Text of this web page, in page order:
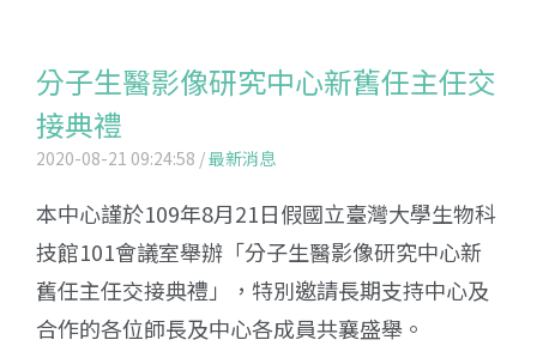
分子生醫影像研究中心新舊任主任交
接典禮
2020-08-21 09:24:58 /最新消息
本中心謹於109年8月21日假國立臺灣大學生物科
技館101會議室舉辦「分子生醫影像研究中心新
舊任主任交接典禮」，特別邀請長期支持中心及
合作的各位師長及中心各成員共襄盛舉。